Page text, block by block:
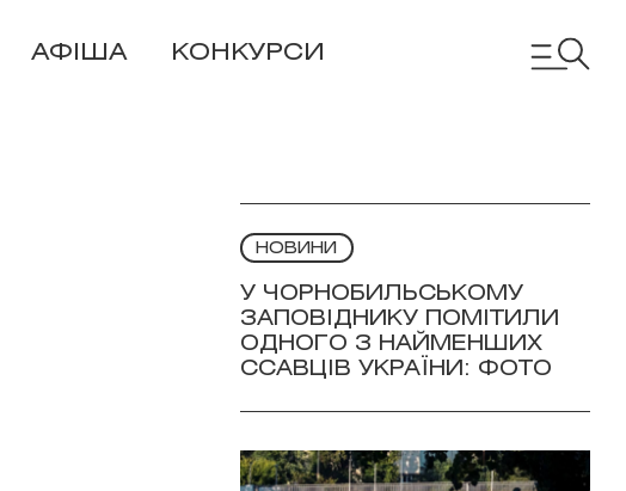
АФІША КОНКУРСИ
НОВИНИ
У ЧОРНОБИЛЬСЬКОМУ
ЗАПОВІДНИКУ ПОМІТИЛИ
ОДНОГО З НАЙМЕНШИХ
ССАВЦІВ УКРАЇНИ: ФОТО